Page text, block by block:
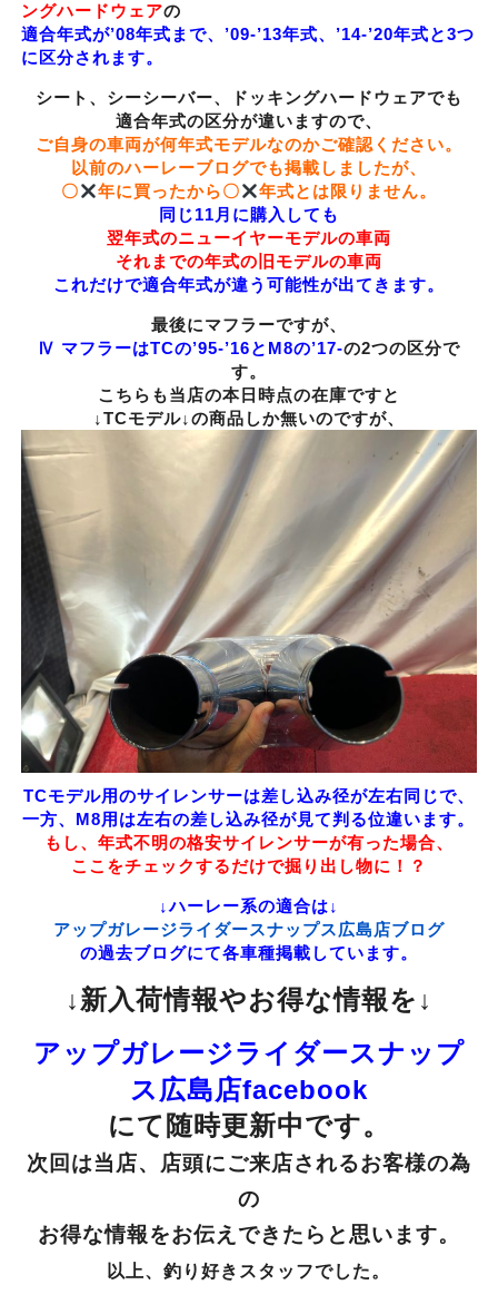
ングハードウェアの
適合年式が’08年式まで、’09-’13年式、’14-’20年式と3つ
に区分されます。
シート、シーシーバー、ドッキングハードウェアでも
適合年式の区分が違いますので、
ご自身の車両が何年式モデルなのかご確認ください。
以前のハーレーブログでも掲載しましたが、
〇
年に買ったから〇
年式とは限りません。
同じ11月に購入しても
翌年式のニューイヤーモデルの車両
それまでの年式の旧モデルの車両
これだけで適合年式が違う可能性が出てきます。
最後にマフラーですが、
Ⅳ マフラーはTCの’95-’16とM8の’17-の2つの区分で
す。
こちらも当店の本日時点の在庫ですと
↓TCモデル↓の商品しか無いのですが、
TCモデル用のサイレンサーは差し込み径が左右同じで、
一方、M8用は左右の差し込み径が見て判る位違います。
もし、年式不明の格安サイレンサーが有った場合、
ここをチェックするだけで掘り出し物に！？
↓ハーレー系の適合は↓
アップガレージライダースナップス広島店ブログ
の過去ブログにて各車種掲載しています。
↓新入荷情報やお得な情報を↓
アップガレージライダースナップ
ス広島店facebook
にて随時更新中です。
次回は当店、店頭にご来店されるお客様の為
の
お得な情報をお伝えできたらと思います。
以上、釣り好きスタッフでした。